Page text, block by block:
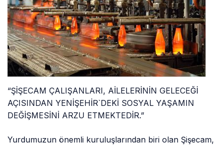
“ŞİŞECAM ÇALIŞANLARI, AİLELERİNİN GELECEĞİ
AÇISINDAN YENİŞEHİR`DEKİ SOSYAL YAŞAMIN
DEĞİŞMESİNİ ARZU ETMEKTEDİR.”
Yurdumuzun önemli kuruluşlarından biri olan Şişecam,